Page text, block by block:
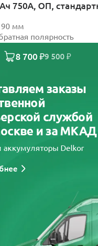
750А, ОП,
мм
полярность
8 700 ₽9 500 ₽
заказы
службой
и за МКАД
аккумуляторы Delkor